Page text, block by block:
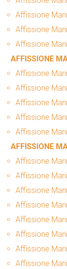
Affissione
Affissione
Affissione
AFFISSIONE
Affissione
Affissione
Affissione
Affissione
Affissione
AFFISSIONE
Affissione
Affissione
Affissione
Affissione
Affissione
Affissione
Affissione
Affissione